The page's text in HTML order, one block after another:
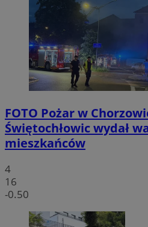
FOTO Pożar w
Świętochłowic wydał
mieszkańców
4
16
-0.50